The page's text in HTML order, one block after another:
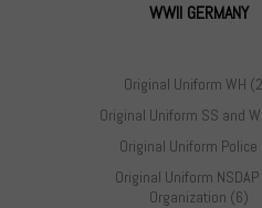
WWII GERMANY
Original Uniform WH
Original Uniform SS and
Original Uniform Police
Original Uniform
Organization (6)